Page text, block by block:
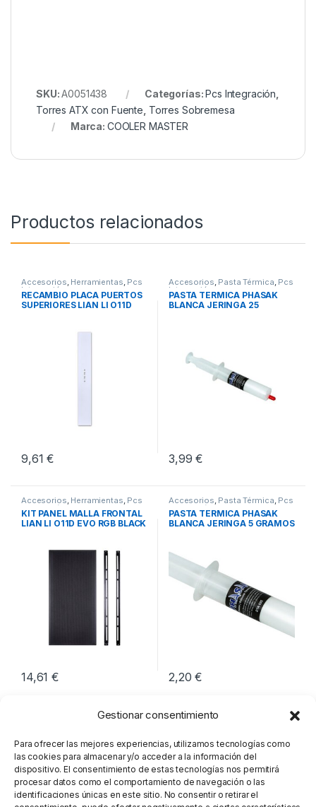
Gestionar consentimiento
Para ofrecer las mejores experiencias, utilizamos tecnologías como
las cookies para almacenar y/o acceder a la información del
dispositivo. El consentimiento de estas tecnologías nos permitirá
procesar datos como el comportamiento de navegación o las
identificaciones únicas en este sitio. No consentir o retirar el
SKU:A0051438 Categorías:Pcs Integración
Torres ATX con Fuente Torres Sobremesa
Marca: COOLER MASTER
Productos relacionados
Accesorios, Herramientas, Pcs
Integración
RECAMBIO PLACA PUERTOS
SUPERIORES LIAN LI O11D
9,61€
Accesorios, Pasta Térmica, Pcs
Integración
PASTA TERMICA PHASAK
BLANCA JERINGA 25
3,99€
Accesorios, Herramientas, Pcs
Integración
KIT PANEL MALLA FRONTAL
LIAN LI O11D EVO RGB BLACK
14,61€
Accesorios, Pasta Térmica, Pcs
Integración
PASTA TERMICA PHASAK
BLANCA JERINGA 5 GRAMOS
2,20€